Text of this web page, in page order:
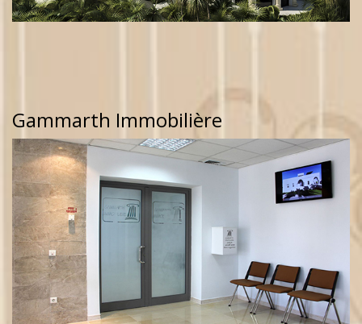
Gammarth Immobilière